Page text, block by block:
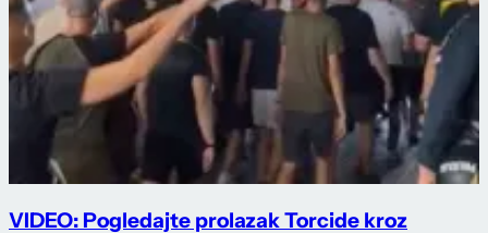
VIDEO: Pogledajte prolazak Torcide kroz